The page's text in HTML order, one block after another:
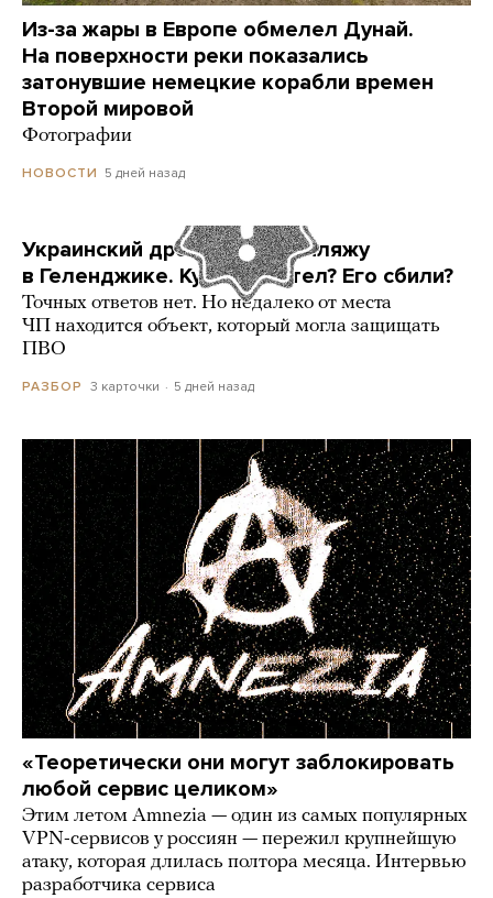
Из-за жары в Европе обмелел Дунай.
На поверхности реки показались
затонувшие немецкие корабли времен
Второй мировой
Фотографии
НОВОСТИ 5 дней назад
Украинский дрон попал по пляжу
в Геленджике. Куда он летел? Его сбили?
Точных ответов нет. Но недалеко от места
ЧП находится объект, который могла защищать
ПВО
РАЗБОР 3 карточки 5 дней назад
«Теоретически они могут заблокировать
любой сервис целиком»
Этим летом Amnezia — один из самых популярных
VPN-сервисов у россиян — пережил крупнейшую
атаку, которая длилась полтора месяца. Интервью
разработчика сервиса